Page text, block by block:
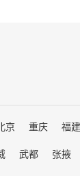
京 重庆 福建
武都 张掖